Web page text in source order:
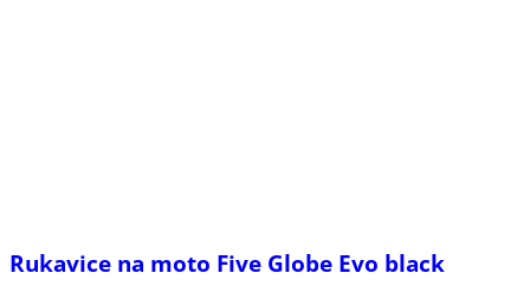
Rukavice na moto Five Globe Evo black